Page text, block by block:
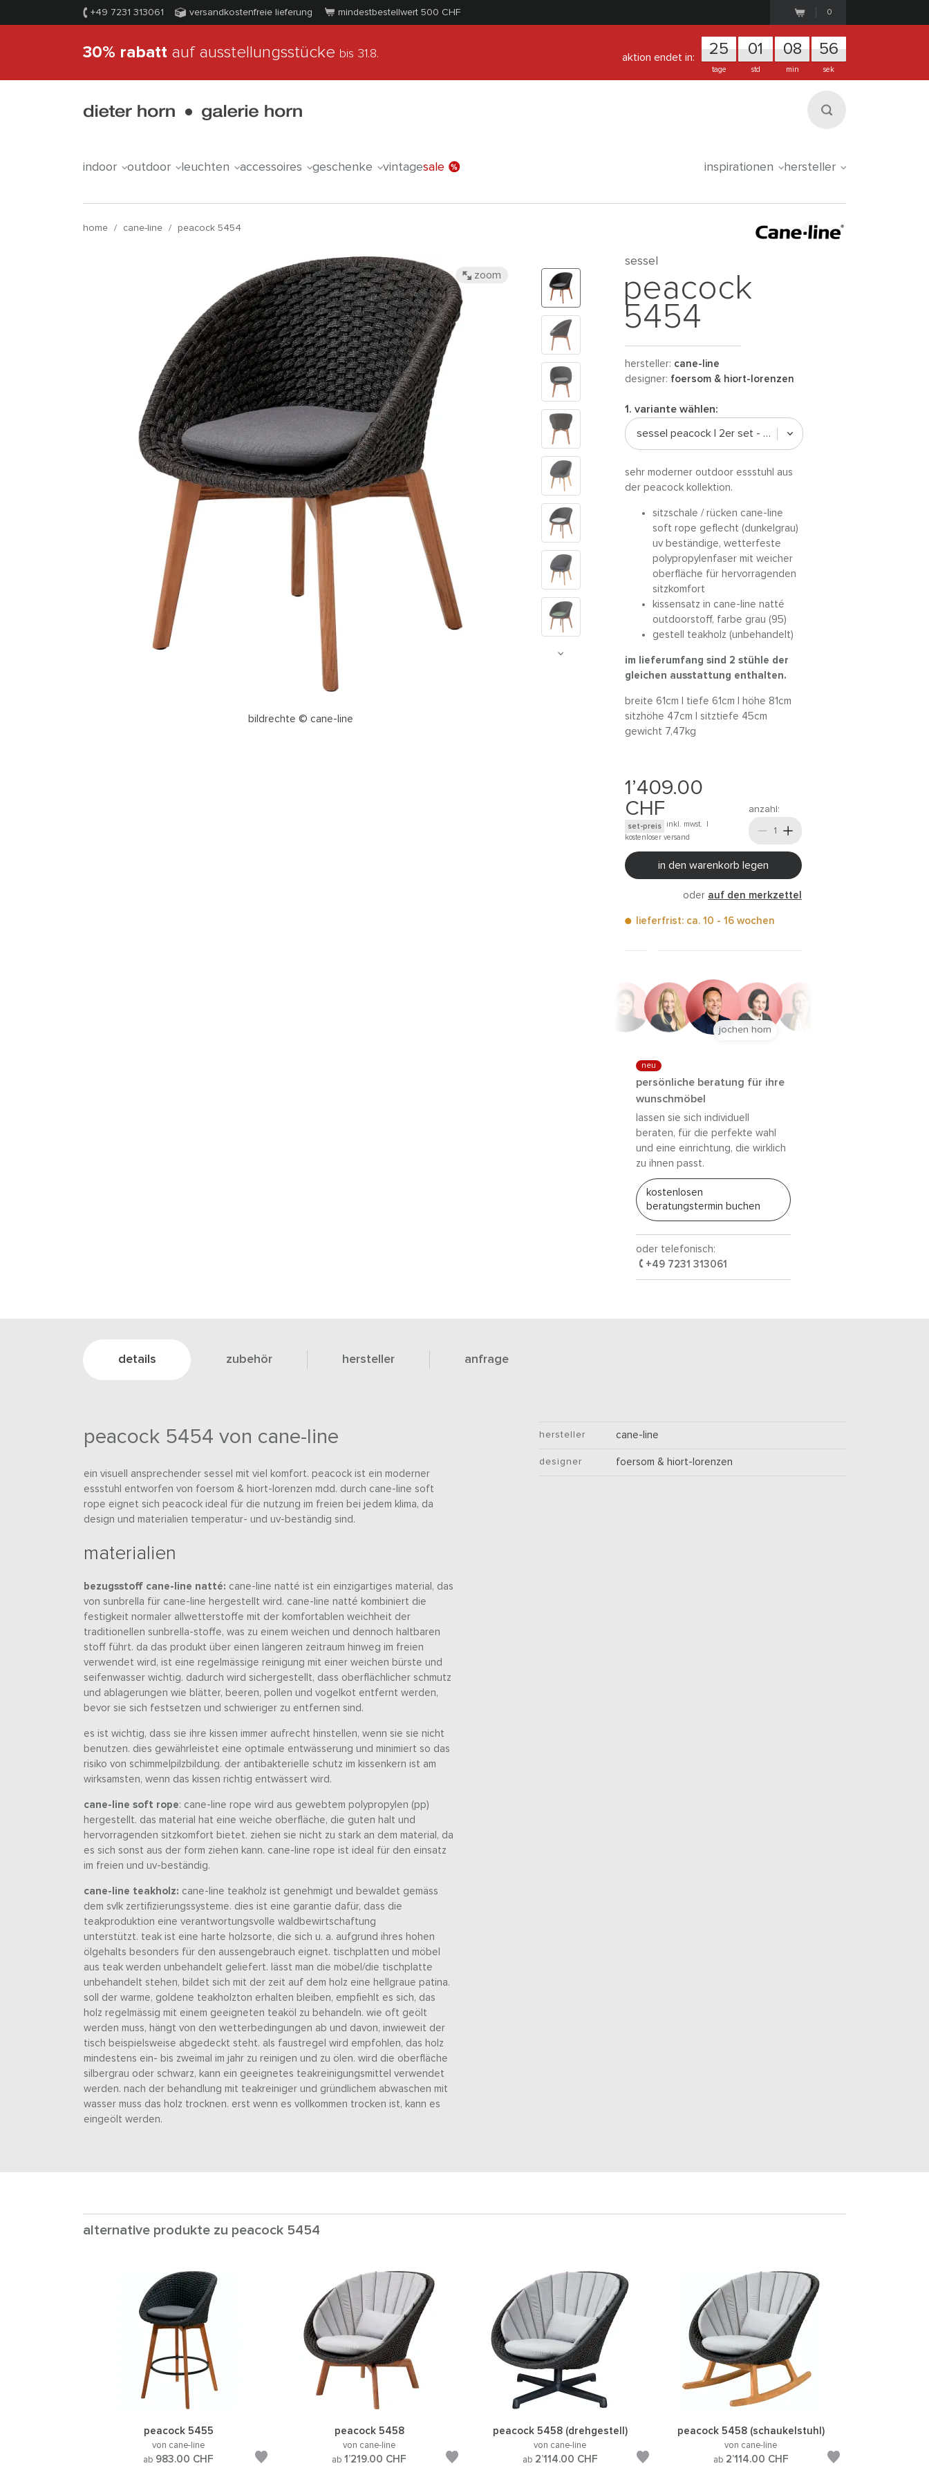
+49 7231 313061 versandkostenfreie lieferung mindestbestellwert 500 CHF 0
30% rabatt auf ausstellungsstücke bis 31.8. aktion endet in: 25
tage
01
std
08
min
55
sek
indoor outdoor leuchten accessoires geschenke vintagesale inspirationen hersteller
home / cane-line / peacock 5454
bildrechte © cane-line
zoom
sessel
peacock
5454
hersteller: cane-line
designer: foersom & hiort-lorenzen
1. variante wählen:
sessel peacock | 2er set - dunkelgrau / natté grau (95)
sehr moderner outdoor essstuhl aus
der peacock kollektion.
sitzschale / rücken cane-line
soft rope geflecht (dunkelgrau)
uv beständige, wetterfeste
polypropylenfaser mit weicher
oberfläche für hervorragenden
sitzkomfort
kissensatz in cane-line natté
outdoorstoff, farbe grau (95)
gestell teakholz (unbehandelt)
im lieferumfang sind 2 stühle der
gleichen ausstattung enthalten.
breite 61cm | tiefe 61cm | höhe 81cm
sitzhöhe 47cm | sitztiefe 45cm
gewicht 7,47kg
1’409.00
CHF
set-preis
inkl. mwst. |
kostenloser versand
anzahl:
in den warenkorb legen
oder auf den merkzettel
lieferfrist: ca. 10 - 16 wochen
neu
persönliche beratung für ihre
wunschmöbel
lassen sie sich individuell
beraten, für die perfekte wahl
und eine einrichtung, die wirklich
zu ihnen passt.
kostenlosen
beratungstermin buchen
oder telefonisch:
+49 7231 313061
jochen horn
details zubehör hersteller anfrage
peacock 5454 von cane-line
ein visuell ansprechender sessel mit viel komfort. peacock ist ein moderner
essstuhl entworfen von foersom & hiort-lorenzen mdd. durch cane-line soft
rope eignet sich peacock ideal für die nutzung im freien bei jedem klima, da
design und materialien temperatur- und uv-beständig sind.
materialien
bezugsstoff cane-line natté: cane-line natté ist ein einzigartiges material, das
von sunbrella für cane-line hergestellt wird. cane-line natté kombiniert die
festigkeit normaler allwetterstoffe mit der komfortablen weichheit der
traditionellen sunbrella-stoffe, was zu einem weichen und dennoch haltbaren
stoff führt. da das produkt über einen längeren zeitraum hinweg im freien
verwendet wird, ist eine regelmässige reinigung mit einer weichen bürste und
seifenwasser wichtig. dadurch wird sichergestellt, dass oberflächlicher schmutz
und ablagerungen wie blätter, beeren, pollen und vogelkot entfernt werden,
bevor sie sich festsetzen und schwieriger zu entfernen sind.
es ist wichtig, dass sie ihre kissen immer aufrecht hinstellen, wenn sie sie nicht
benutzen. dies gewährleistet eine optimale entwässerung und minimiert so das
risiko von schimmelpilzbildung. der antibakterielle schutz im kissenkern ist am
wirksamsten, wenn das kissen richtig entwässert wird.
cane-line soft rope: cane-line rope wird aus gewebtem polypropylen (pp)
hergestellt. das material hat eine weiche oberfläche, die guten halt und
hervorragenden sitzkomfort bietet. ziehen sie nicht zu stark an dem material, da
es sich sonst aus der form ziehen kann. cane-line rope ist ideal für den einsatz
im freien und uv-beständig.
cane-line teakholz: cane-line teakholz ist genehmigt und bewaldet gemäss
dem svlk zertifizierungssysteme. dies ist eine garantie dafür, dass die
teakproduktion eine verantwortungsvolle waldbewirtschaftung
unterstützt. teak ist eine harte holzsorte, die sich u. a. aufgrund ihres hohen
ölgehalts besonders für den aussengebrauch eignet. tischplatten und möbel
aus teak werden unbehandelt geliefert. lässt man die möbel/die tischplatte
unbehandelt stehen, bildet sich mit der zeit auf dem holz eine hellgraue patina.
soll der warme, goldene teakholzton erhalten bleiben, empfiehlt es sich, das
holz regelmässig mit einem geeigneten teaköl zu behandeln. wie oft geölt
werden muss, hängt von den wetterbedingungen ab und davon, inwieweit der
tisch beispielsweise abgedeckt steht. als faustregel wird empfohlen, das holz
mindestens ein- bis zweimal im jahr zu reinigen und zu ölen. wird die oberfläche
silbergrau oder schwarz, kann ein geeignetes teakreinigungsmittel verwendet
werden. nach der behandlung mit teakreiniger und gründlichem abwaschen mit
wasser muss das holz trocknen. erst wenn es vollkommen trocken ist, kann es
eingeölt werden.
hersteller cane-line
designer foersom & hiort-lorenzen
alternative produkte zu peacock 5454
peacock 5455
von cane-line
ab 983.00 CHF
peacock 5458
von cane-line
ab 1’219.00 CHF
peacock 5458 (drehgestell)
von cane-line
ab 2’114.00 CHF
peacock 5458 (schaukelstuhl)
von cane-line
ab 2’114.00 CHF